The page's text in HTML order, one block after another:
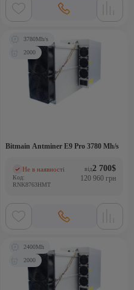
Bitmain Antminer E9 Pro 3780 Mh/s
3780Mh/s
2000
Не в наявності
(0)
Код:
RNK8763HMT
від2 700$
120 960 грн
2400Mh
2000